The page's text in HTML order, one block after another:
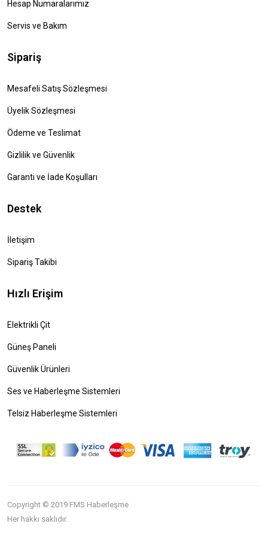
Hesap Numaralarımız
Servis ve Bakım
Sipariş
Mesafeli Satış Sözleşmesi
Üyelik Sözleşmesi
Ödeme ve Teslimat
Gizlilik ve Güvenlik
Garanti ve İade Koşulları
Destek
İletişim
Sipariş Takibi
Hızlı Erişim
Elektrikli Çit
Güneş Paneli
Güvenlik Ürünleri
Ses ve Haberleşme Sistemleri
Telsiz Haberleşme Sistemleri
Copyright © 2019 FMS Haberleşme
Her hakkı saklıdır.